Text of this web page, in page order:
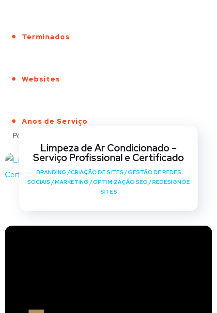
Terminados
Websites
Anos de Serviço
Portfólio
Limpeza de Ar Condicionado –
Serviço Profissional e Certificado
BRANDING /CRIAÇÃO DE SITES /GESTÃO DE REDES
SOCIAIS /MARKETING /OPTIMIZAÇÃO SEO /REDESIGN DE
SITES